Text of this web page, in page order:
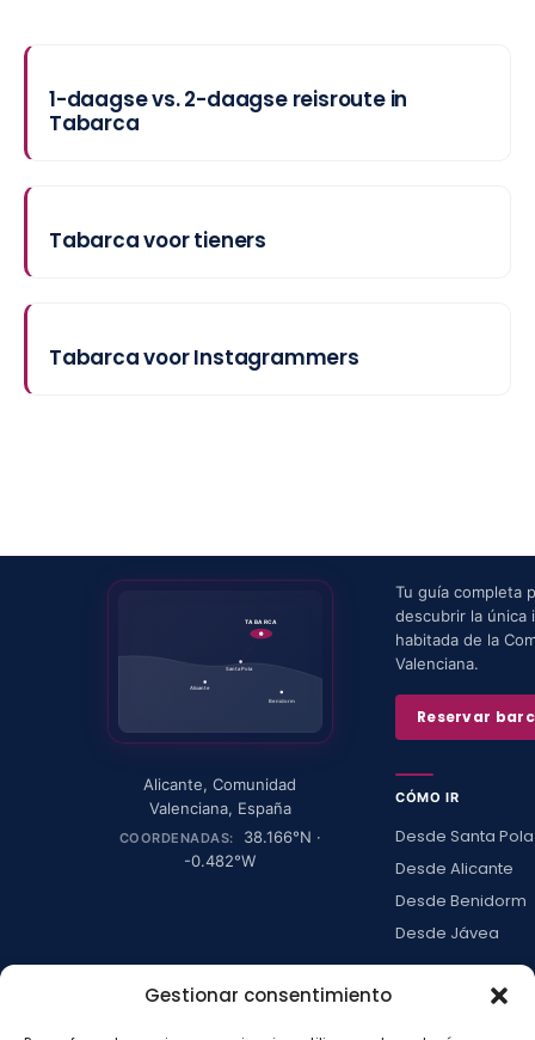
Gestionar consentimiento
1-daagse vs. 2-daagse reisroute in
Tabarca
Tabarca voor tieners
Tabarca voor Instagrammers
TABARCA
Santa Pola
Alicante
Benidorm
Alicante,Comunidad
Valenciana, España
COORDENADAS: 38.166°N ·
-0.482°W
Tu guía completa
descubrir la única
habitada de la
Valenciana.
Reservar
CÓMO IR
Desde Santa Pola
Desde Alicante
Desde Benidorm
Desde Jávea